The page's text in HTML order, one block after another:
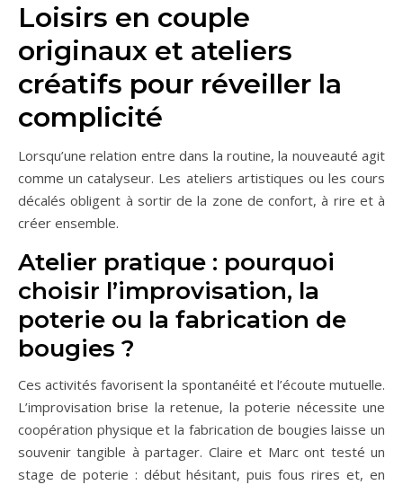
Loisirs en couple
originaux et ateliers
créatifs pour réveiller la
complicité
Lorsqu’une relation entre dans la routine, la nouveauté agit
comme un catalyseur. Les ateliers artistiques ou les cours
décalés obligent à sortir de la zone de confort, à rire et à
créer ensemble.
Atelier pratique : pourquoi
choisir l’improvisation, la
poterie ou la fabrication de
bougies ?
Ces activités favorisent la spontanéité et l’écoute mutuelle.
L’improvisation brise la retenue, la poterie nécessite une
coopération physique et la fabrication de bougies laisse un
souvenir tangible à partager. Claire et Marc ont testé un
stage de poterie : début hésitant, puis fous rires et, en